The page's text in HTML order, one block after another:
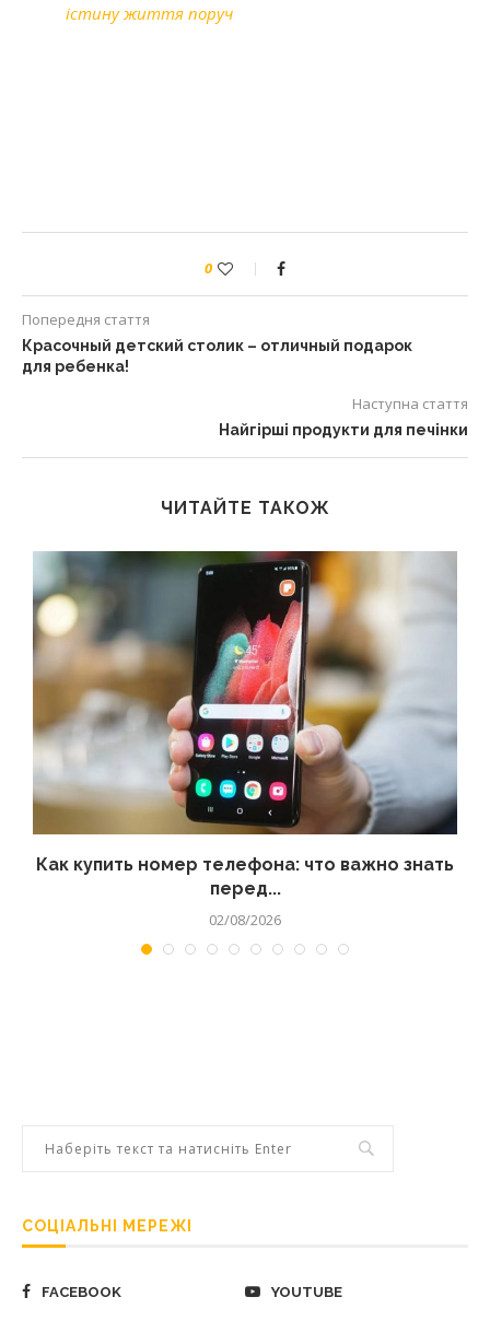
істину життя поруч
0
Попередня стаття
Красочный детский столик – отличный подарок
для ребенка!
Наступна стаття
Найгірші продукти для печінки
ЧИТАЙТЕ ТАКОЖ
Как купить номер телефона: что важно знать
перед...
02/08/2026
СОЦІАЛЬНІ МЕРЕЖІ
FACEBOOK YOUTUBE